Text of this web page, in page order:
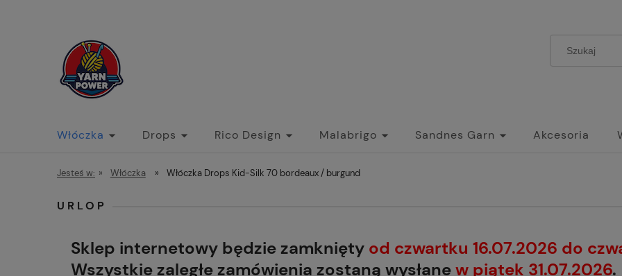
Włóczka Drops Rico Design Malabrigo Sandnes Garn Akcesoria
Jesteś w: » Włóczka » Włóczka Drops Kid-Silk 70 bordeaux / burgund
URLOP
Sklep internetowy będzie zamknięty od czwartku 16.07.2026 do
Wszystkie zaległe zamówienia zostaną wysłanew piątek 31.07.2026.